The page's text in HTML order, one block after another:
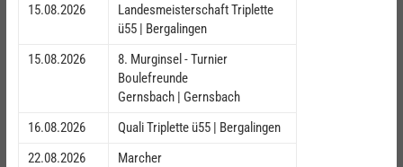
15.08.2026
Landesmeisterschaft Triplette
ü55 | Bergalingen
15.08.2026
8. Murginsel - Turnier
Boulefreunde
Gernsbach | Gernsbach
16.08.2026
Quali Triplette ü55 | Bergalingen
22.08.2026
Marcher